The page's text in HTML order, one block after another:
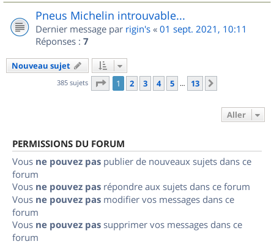
Pneus Michelin introuvable...
Dernier message par rigin's « 01 sept. 2021, 10:11
Réponses : 7
Nouveau sujet
385 sujets Page 1sur
1 2 3 4 5 … 13
Aller
PERMISSIONS DU FORUM
Vous ne pouvez pas publier de nouveaux sujets dans ce
forum
Vous ne pouvez pas répondre aux sujets dans ce forum
Vous ne pouvez pas modifier vos messages dans ce
forum
Vous ne pouvez pas supprimer vos messages dans ce
forum